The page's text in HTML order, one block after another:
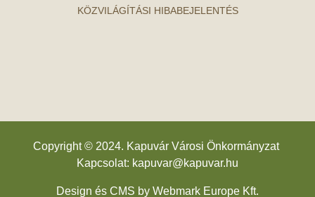
KÖZVILÁGÍTÁSI HIBABEJELENTÉS
Copyright © 2024. Kapuvár Városi Önkormányzat
Kapcsolat: kapuvar@kapuvar.hu
Design és CMS by Webmark Europe Kft.